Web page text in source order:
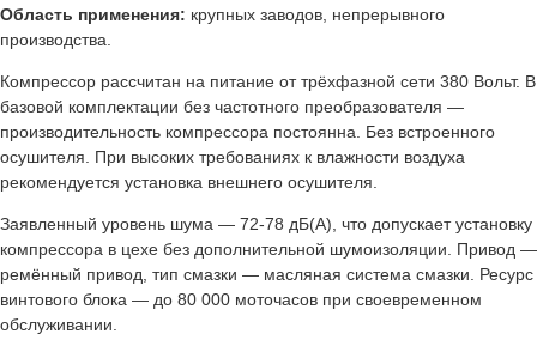
Область применения: крупных заводов, непрерывного
производства.
Компрессор рассчитан на питание от трёхфазной сети 380 Вольт. В
базовой комплектации без частотного преобразователя —
производительность компрессора постоянна. Без встроенного
осушителя. При высоких требованиях к влажности воздуха
рекомендуется установка внешнего осушителя.
Заявленный уровень шума — 72-78 дБ(А), что допускает установку
компрессора в цехе без дополнительной шумоизоляции. Привод —
ремённый привод, тип смазки — масляная система смазки. Ресурс
винтового блока — до 80 000 моточасов при своевременном
обслуживании.